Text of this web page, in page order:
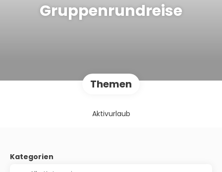
Gruppenrundreise
Themen
Aktivurlaub
Kategorien